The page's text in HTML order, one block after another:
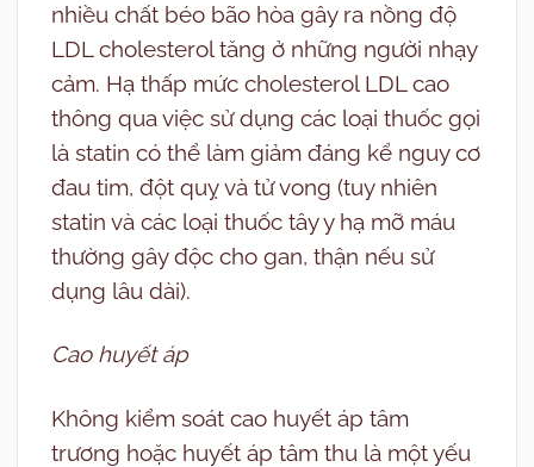
nhiều chất béo bão hòa gây ra nồng độ
LDL cholesterol tăng ở những người nhạy
cảm. Hạ thấp mức cholesterol LDL cao
thông qua việc sử dụng các loại thuốc gọi
là statin có thể làm giảm đáng kể nguy cơ
đau tim, đột quỵ và tử vong (tuy nhiên
statin và các loại thuốc tây y hạ mỡ máu
thường gây độc cho gan, thận nếu sử
dụng lâu dài).
Cao huyết áp
Không kiểm soát cao huyết áp tâm
trương hoặc huyết áp tâm thu là một yếu